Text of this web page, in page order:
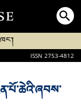
ISSN 2753-4812